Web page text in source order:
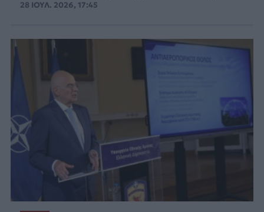
28 ΙΟΥΛ. 2026, 17:45